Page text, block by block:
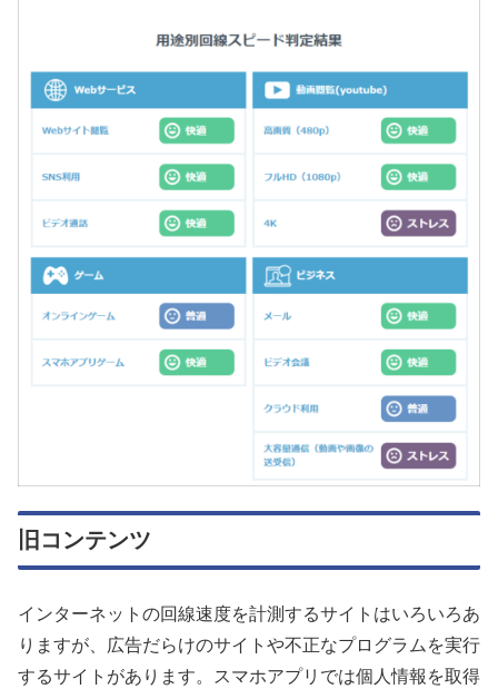
旧コンテンツ
インターネットの回線速度を計測するサイトはいろいろあ
りますが、広告だらけのサイトや不正なプログラムを実行
するサイトがあります。スマホアプリでは個人情報を取得